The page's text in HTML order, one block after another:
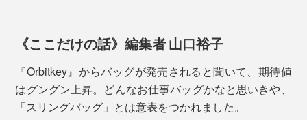
ボディへの当たりが柔らかです。
《ここだけの話》編集者 山口裕子
『Orbitkey』からバッグが発売されると聞いて、期待値
はグングン上昇。どんなお仕事バッグかなと思いきや、
「スリングバッグ」とは意表をつかれました。